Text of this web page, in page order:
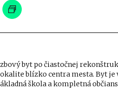
byt po čiastočnej
blízko centra mesta. Byt je
škola a kompletná